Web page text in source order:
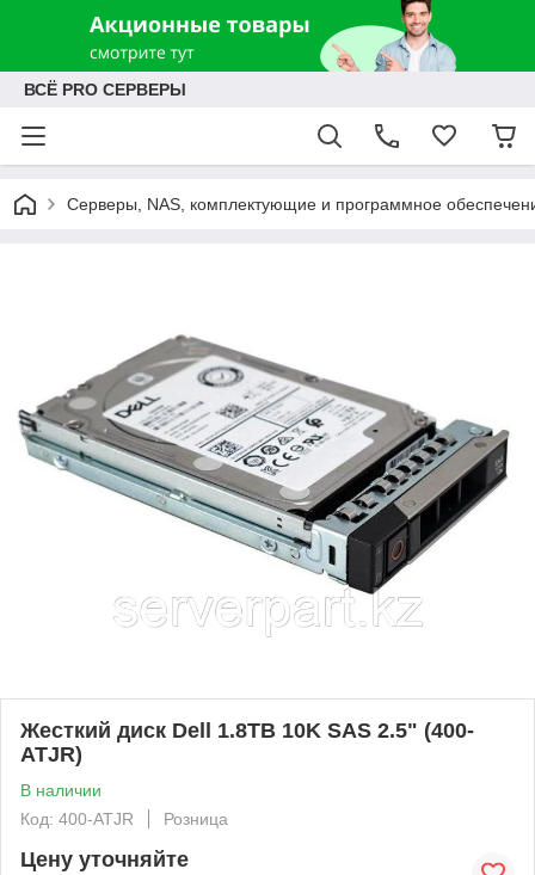
ВСЁ PRO СЕРВЕРЫ
Серверы, NAS, комплектующие и программное
Жесткий диск Dell 1.8TB 10K SAS 2.5" (400-
ATJR)
В наличии
Код: 400-ATJR
Розница
Цену уточняйте